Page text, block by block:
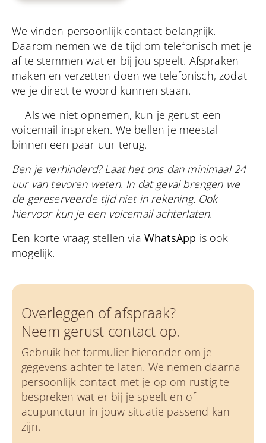
We vinden persoonlijk contact belangrijk.
Daarom nemen we de tijd om telefonisch met je
af te stemmen wat er bij jou speelt. Afspraken
maken en verzetten doen we telefonisch, zodat
we je direct te woord kunnen staan.
Als we niet opnemen, kun je gerust een
voicemail inspreken. We bellen je meestal
binnen een paar uur terug.
Ben je verhinderd? Laat het ons dan minimaal 24
uur van tevoren weten. In dat geval brengen we
de gereserveerde tijd niet in rekening. Ook
hiervoor kun je een voicemail achterlaten.
Een korte vraag stellen via WhatsApp is ook
mogelijk.
Overleggen of afspraak?
Neem gerust contact op.
Gebruik het formulier hieronder om je
gegevens achter te laten. We nemen daarna
persoonlijk contact met je op om rustig te
bespreken wat er bij je speelt en of
acupunctuur in jouw situatie passend kan
zijn.